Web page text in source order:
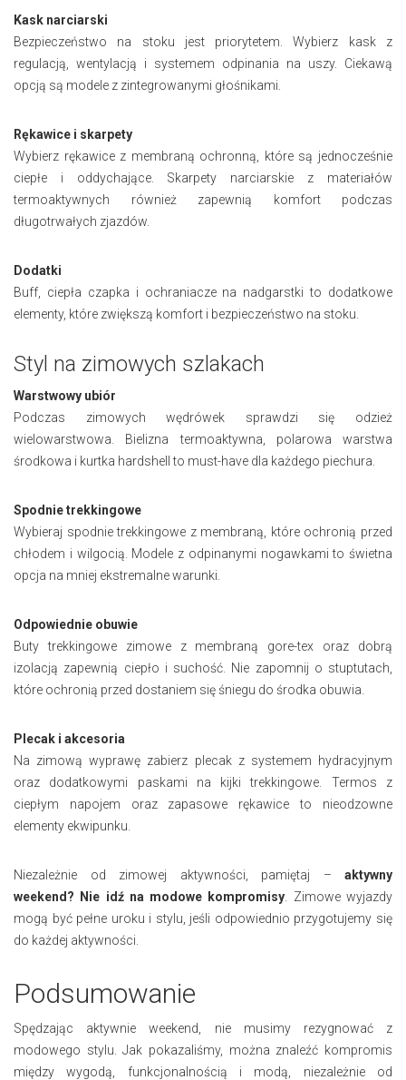
Kask narciarski
Bezpieczeństwo na stoku jest priorytetem. Wybierz kask z
regulacją, wentylacją i systemem odpinania na uszy. Ciekawą
opcją są modele z zintegrowanymi głośnikami.
Rękawice i skarpety
Wybierz rękawice z membraną ochronną, które są jednocześnie
ciepłe i oddychające. Skarpety narciarskie z materiałów
termoaktywnych również zapewnią komfort podczas
długotrwałych zjazdów.
Dodatki
Buff, ciepła czapka i ochraniacze na nadgarstki to dodatkowe
elementy, które zwiększą komfort i bezpieczeństwo na stoku.
Styl na zimowych szlakach
Warstwowy ubiór
Podczas zimowych wędrówek sprawdzi się odzież
wielowarstwowa. Bielizna termoaktywna, polarowa warstwa
środkowa i kurtka hardshell to must-have dla każdego piechura.
Spodnie trekkingowe
Wybieraj spodnie trekkingowe z membraną, które ochronią przed
chłodem i wilgocią. Modele z odpinanymi nogawkami to świetna
opcja na mniej ekstremalne warunki.
Odpowiednie obuwie
Buty trekkingowe zimowe z membraną gore-tex oraz dobrą
izolacją zapewnią ciepło i suchość. Nie zapomnij o stuptutach,
które ochronią przed dostaniem się śniegu do środka obuwia.
Plecak i akcesoria
Na zimową wyprawę zabierz plecak z systemem hydracyjnym
oraz dodatkowymi paskami na kijki trekkingowe. Termos z
ciepłym napojem oraz zapasowe rękawice to nieodzowne
elementy ekwipunku.
Niezależnie od zimowej aktywności, pamiętaj – aktywny
weekend? Nie idź na modowe kompromisy . Zimowe wyjazdy
mogą być pełne uroku i stylu, jeśli odpowiednio przygotujemy się
do każdej aktywności.
Podsumowanie
Spędzając aktywnie weekend, nie musimy rezygnować z
modowego stylu. Jak pokazaliśmy, można znaleźć kompromis
między wygodą, funkcjonalnością i modą, niezależnie od